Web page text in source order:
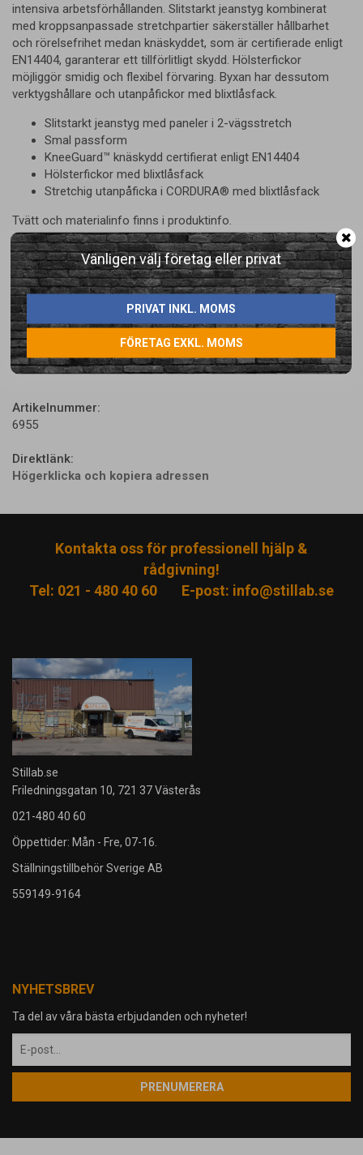
Vänligen välj företag eller privat
PRIVAT INKL. MOMS
FÖRETAG EXKL. MOMS
intensiva arbetsförhållanden. Slitstarkt jeanstyg kombinerat
med kroppsanpassade stretchpartier säkerställer hållbarhet
och rörelsefrihet medan knäskyddet, som är certifierade enligt
EN14404, garanterar ett tillförlitligt skydd. Hölsterfickor
möjliggör smidig och flexibel förvaring. Byxan har dessutom
verktygshållare och utanpåfickor med blixtlåsfack.
Slitstarkt jeanstyg med paneler i 2-vägsstretch
Smal passform
KneeGuard™ knäskydd certifierat enligt EN14404
Hölsterfickor med blixtlåsfack
Stretchig utanpåficka i CORDURA® med blixtlåsfack
Tvätt och materialinfo finns i produktinfo.
Artikelnummer:
6955
Direktlänk:
Högerklicka och kopiera adressen
Kontakta oss för professionell hjälp &
rådgivning!
Tel: 021 - 480 40 60
E-post: info@stillab.se
Stillab.se
Friledningsgatan 10, 721 37 Västerås
021-480 40 60
Öppettider: Mån - Fre, 07-16.
Ställningstillbehör Sverige AB
559149-9164
NYHETSBREV
Ta del av våra bästa erbjudanden och nyheter!
PRENUMERERA